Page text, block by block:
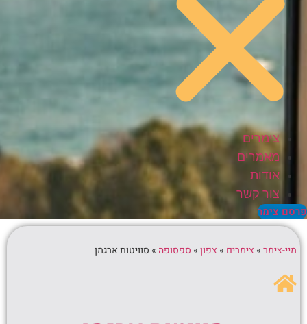
צימרים
מאמרים
אודות
צור קשר
צימר
מיי-צימר»צימרים» צפון»ספסופה» סוויטות ארגמן